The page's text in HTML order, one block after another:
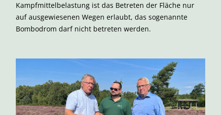
Kampfmittelbelastung ist das Betreten der Fläche nur
auf ausgewiesenen Wegen erlaubt, das sogenannte
Bombodrom darf nicht betreten werden.